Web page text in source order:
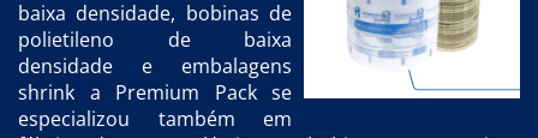
baixa densidade, bobinas de
polietileno de baixa
densidade e embalagens
shrink a Premium Pack se
especializou também em